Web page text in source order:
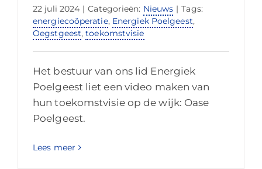
22 juli 2024 | Categorieën: Nieuws | Tags:
energiecoöperatie, Energiek Poelgeest,
Oegstgeest,toekomstvisie
Het bestuur van ons lid Energiek
Poelgeest liet een video maken van
hun toekomstvisie op de wijk: Oase
Poelgeest.
Lees meer